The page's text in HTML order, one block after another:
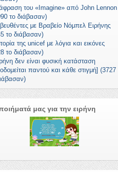
του «Imagine» από John Lennon
το διάβασαν)
με Βραβείο Νόμπελ Ειρήνης
το διάβασαν)
της unicef με λόγια και εικόνες
το διάβασαν)
δεν είναι φυσική κατάσταση
παντού και κάθε στιγμή] (3727
μας για την ειρήνη